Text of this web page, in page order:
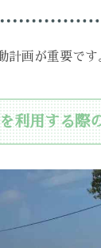
計画が重要です
利用する際